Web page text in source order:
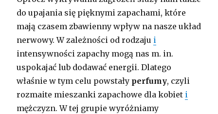
do upajania się pięknymi zapachami, które
mają czasem zbawienny wpływ na nasze układ
nerwowy. W zależności od rodzaju i
intensywności zapachy mogą nas m. in.
uspokajać lub dodawać energii. Dlatego
właśnie w tym celu powstały perfumy, czyli
rozmaite mieszanki zapachowe dla kobiet i
mężczyzn. W tej grupie wyróżniamy